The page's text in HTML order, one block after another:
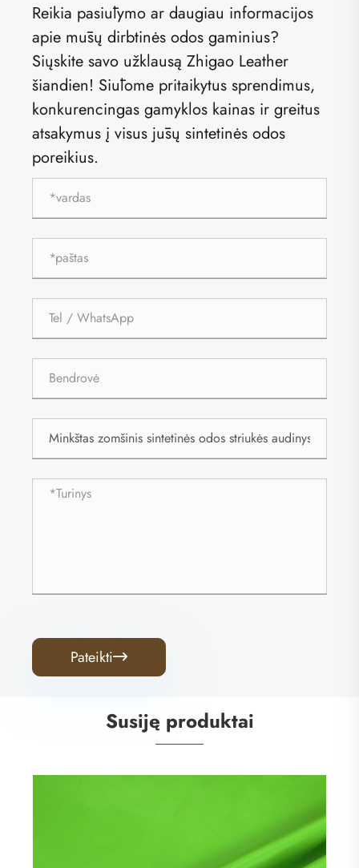
Reikia pasiūlymo ar daugiau informacijos
apie mūsų dirbtinės odos gaminius?
Siųskite savo užklausą Zhigao Leather
šiandien! Siūlome pritaikytus sprendimus,
konkurencingas gamyklos kainas ir greitus
atsakymus į visus jūsų sintetinės odos
poreikius.
Pateikti
Susiję produktai